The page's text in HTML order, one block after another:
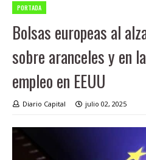
PORTADA
Bolsas europeas al
sobre aranceles y en
empleo en EEUU
Diario Capital julio 02, 2025